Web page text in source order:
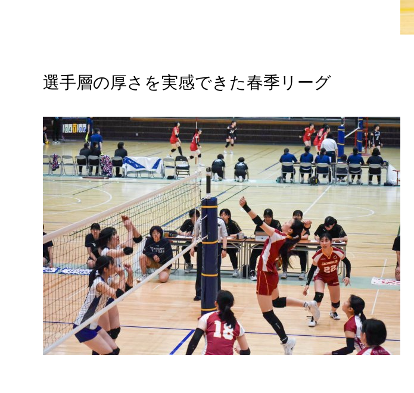
選手層の厚さを実感できた春季リーグ